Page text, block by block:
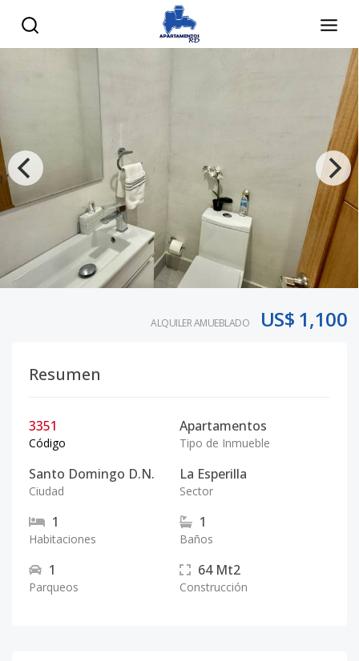
ALQUILER AMUEBLADO US$ 1,100
Resumen
3351
Código
Apartamentos
Tipo de Inmueble
Santo Domingo D.N.
Ciudad
La Esperilla
Sector
1
Habitaciones
1
Baños
1
Parqueos
64 Mt2
Construcción